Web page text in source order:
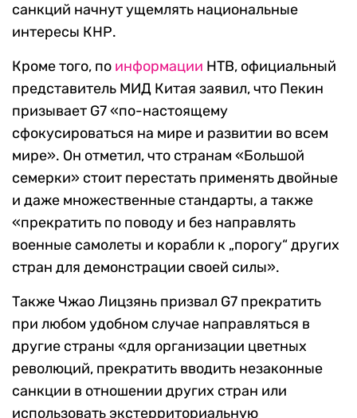
санкций начнут ущемлять национальные
интересы КНР.
Кроме того, по информации НТВ, официальный
представитель МИД Китая заявил, что Пекин
призывает G7 «по-настоящему
сфокусироваться на мире и развитии во всем
мире». Он отметил, что странам «Большой
семерки» стоит перестать применять двойные
и даже множественные стандарты, а также
«прекратить по поводу и без направлять
военные самолеты и корабли к „порогу“ других
стран для демонстрации своей силы».
Также Чжао Лицзянь призвал G7 прекратить
при любом удобном случае направляться в
другие страны «для организации цветных
революций, прекратить вводить незаконные
санкции в отношении других стран или
использовать экстерриториальную